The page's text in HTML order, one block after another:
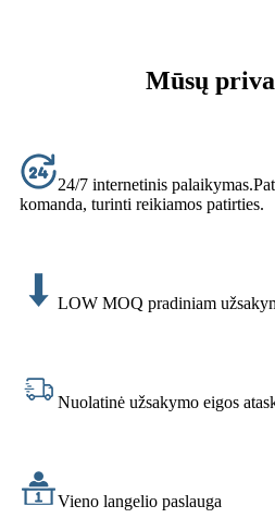
Mūsų
24/7 internetinis
komanda, turinti reikiamos patirties.
LOW MOQ pradiniam
Nuolatinė užsakymo eigos
Vieno langelio paslauga